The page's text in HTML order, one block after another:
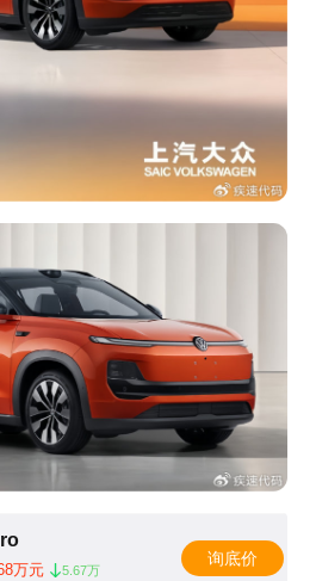
万元 5.67万
询底价